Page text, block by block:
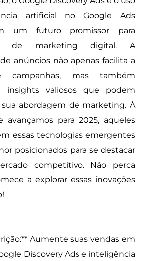
artificial no Google Ads
um futuro promissor para
de marketing digital. A
anúncios não apenas facilita a
campanhas, mas também
insights valiosos que podem
abordagem de marketing. À
avançamos para 2025, aqueles
essas tecnologias emergentes
posicionados para se destacar
competitivo. Não perca
a explorar essas inovações
Aumente suas vendas em
Discovery Ads e inteligência